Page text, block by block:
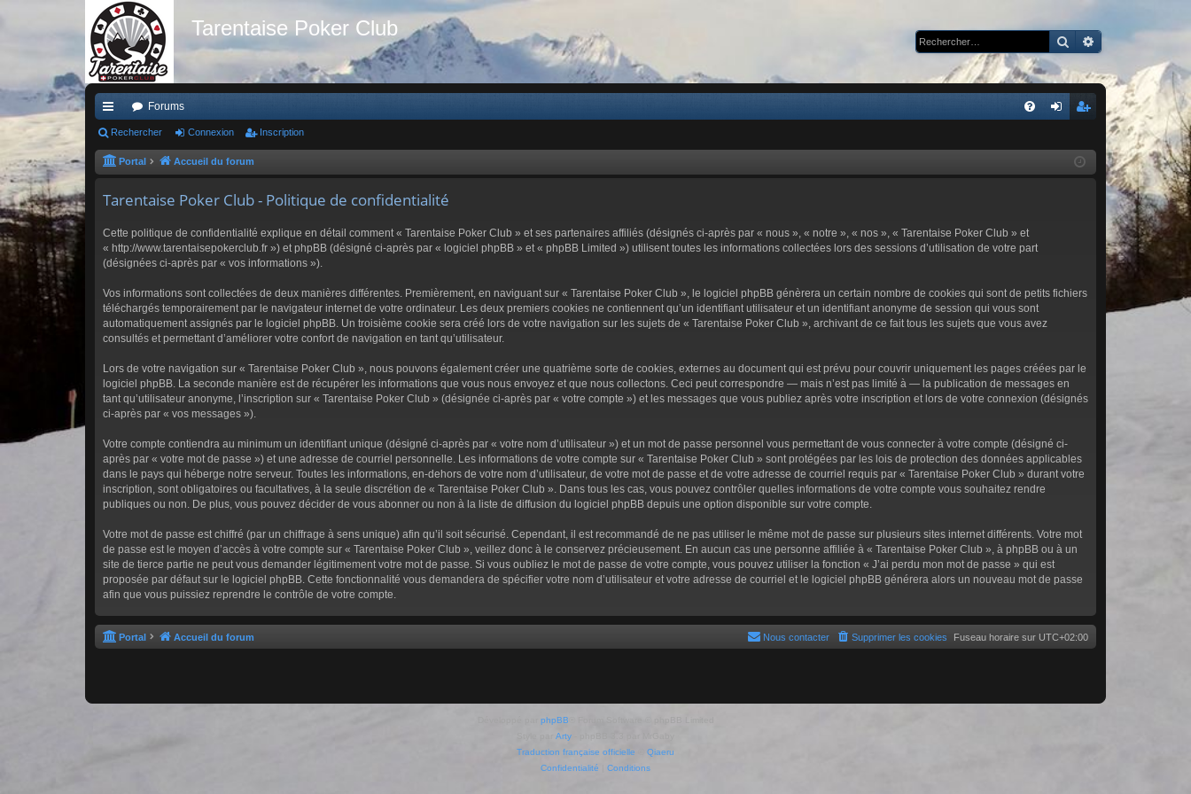
Tarentaise Poker Club
Rechercher
Recherche
ac
co
s
Forums
cri
Rechercher Connexion Inscription
Portal Accueil du forum
Tarentaise Poker Club - Politique de confidentialité
Cette politique de confidentialité explique en détail comment « Tarentaise Poker Club » et ses partenaires affiliés (désignés ci-après par « nous », « notre », « nos », « Tarentaise Poker Club » et
« http://www.tarentaisepokerclub.fr ») et phpBB (désigné ci-après par « logiciel phpBB » et « phpBB Limited ») utilisent toutes les informations collectées lors des sessions d’utilisation de votre part
(désignées ci-après par « vos informations »).
Vos informations sont collectées de deux manières différentes. Premièrement, en naviguant sur « Tarentaise Poker Club », le logiciel phpBB génèrera un certain nombre de cookies qui sont de petits fichiers
téléchargés temporairement par le navigateur internet de votre ordinateur. Les deux premiers cookies ne contiennent qu’un identifiant utilisateur et un identifiant anonyme de session qui vous sont
automatiquement assignés par le logiciel phpBB. Un troisième cookie sera créé lors de votre navigation sur les sujets de « Tarentaise Poker Club », archivant de ce fait tous les sujets que vous avez
consultés et permettant d’améliorer votre confort de navigation en tant qu’utilisateur.
Lors de votre navigation sur « Tarentaise Poker Club », nous pouvons également créer une quatrième sorte de cookies, externes au document qui est prévu pour couvrir uniquement les pages créées par le
logiciel phpBB. La seconde manière est de récupérer les informations que vous nous envoyez et que nous collectons. Ceci peut correspondre — mais n’est pas limité à — la publication de messages en
tant qu’utilisateur anonyme, l’inscription sur « Tarentaise Poker Club » (désignée ci-après par « votre compte ») et les messages que vous publiez après votre inscription et lors de votre connexion (désignés
ci-après par « vos messages »).
Votre compte contiendra au minimum un identifiant unique (désigné ci-après par « votre nom d’utilisateur ») et un mot de passe personnel vous permettant de vous connecter à votre compte (désigné ci-
après par « votre mot de passe ») et une adresse de courriel personnelle. Les informations de votre compte sur « Tarentaise Poker Club » sont protégées par les lois de protection des données applicables
dans le pays qui héberge notre serveur. Toutes les informations, en-dehors de votre nom d’utilisateur, de votre mot de passe et de votre adresse de courriel requis par « Tarentaise Poker Club » durant votre
inscription, sont obligatoires ou facultatives, à la seule discrétion de « Tarentaise Poker Club ». Dans tous les cas, vous pouvez contrôler quelles informations de votre compte vous souhaitez rendre
publiques ou non. De plus, vous pouvez décider de vous abonner ou non à la liste de diffusion du logiciel phpBB depuis une option disponible sur votre compte.
Votre mot de passe est chiffré (par un chiffrage à sens unique) afin qu’il soit sécurisé. Cependant, il est recommandé de ne pas utiliser le même mot de passe sur plusieurs sites internet différents. Votre mot
de passe est le moyen d’accès à votre compte sur « Tarentaise Poker Club », veillez donc à le conservez précieusement. En aucun cas une personne affiliée à « Tarentaise Poker Club », à phpBB ou à un
site de tierce partie ne peut vous demander légitimement votre mot de passe. Si vous oubliez le mot de passe de votre compte, vous pouvez utiliser la fonction « J’ai perdu mon mot de passe » qui est
proposée par défaut sur le logiciel phpBB. Cette fonctionnalité vous demandera de spécifier votre nom d’utilisateur et votre adresse de courriel et le logiciel phpBB générera alors un nouveau mot de passe
afin que vous puissiez reprendre le contrôle de votre compte.
Portal Accueil du forum Fuseau horaire sur UTC+02:00
Supprimer les cookies
Nous contacter
phpBB
Arty
Traduction française officielle
Qiaeru
Confidentialité
Conditions